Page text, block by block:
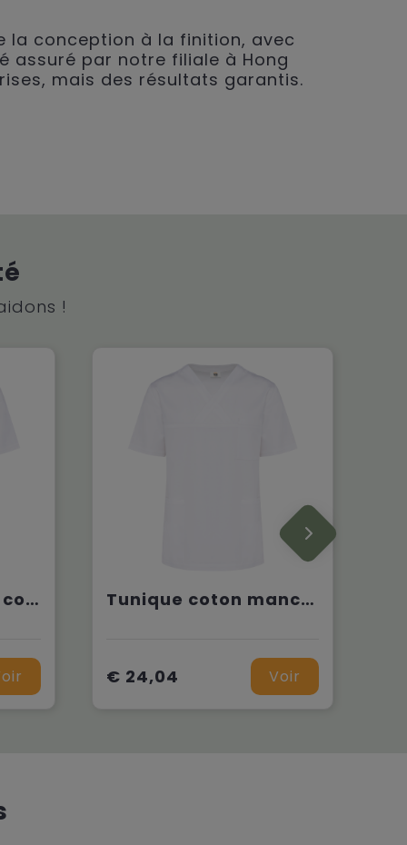
la conception à la finition, avec
assuré par notre filiale à Hong
mais des résultats garantis.
!
Tunique manches courtes polycoton unisexe Tunique coton manches courtes unisexe
€ 24,04 Voir